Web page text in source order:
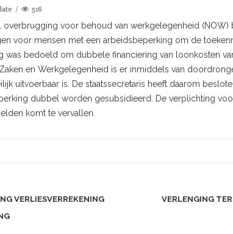
516
overbrugging voor behoud van werkgelegenheid
voor mensen met een arbeidsbeperking om de
was bedoeld om dubbele financiering van loonkosten
en Werkgelegenheid is er inmiddels van
uitvoerbaar is. De staatssecretaris heeft daarom
dubbel worden gesubsidieerd. De verplichting
komt te vervallen.
VERLIESVERREKENING
VERLENGING